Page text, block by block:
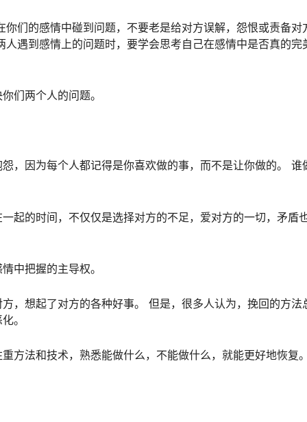
们的感情中碰到问题，不要老是给对方误解，怨恨或责备对
遇到感情上的问题时，要学会思考自己在感情中是否真的完
们两个人的问题。
，因为每个人都记得是你喜欢做的事，而不是让你做的。 谁
起的时间，不仅仅是选择对方的不足，爱对方的一切，矛盾
中把握的主导权。
，想起了对方的各种好事。 但是，很多人认为，挽回的方法
。
方法和技术，熟悉能做什么，不能做什么，就能更好地恢复